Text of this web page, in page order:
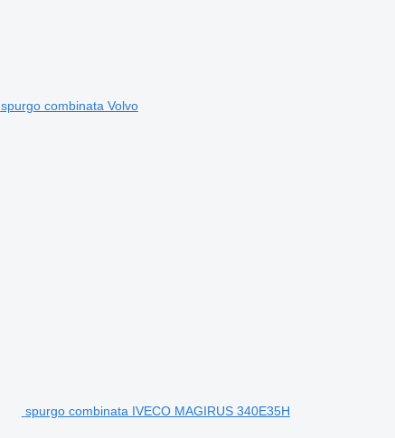
spurgo combinata Volvo
spurgo combinata IVECO MAGIRUS 340E35H